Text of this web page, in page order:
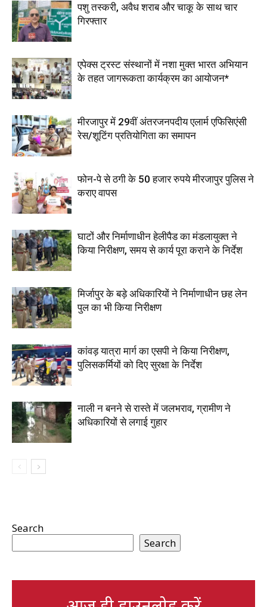
पशु तस्करी, अवैध शराब और चाकू के साथ चार
गिरफ्तार
एपेक्स ट्रस्ट संस्थानों में नशा मुक्त भारत अभियान
के तहत जागरूकता कार्यक्रम का आयोजन*
मीरजापुर में 29वीं अंतरजनपदीय एलार्म एफिसिएंसी
रेस/शूटिंग प्रतियोगिता का समापन
फोन-पे से ठगी के 50 हजार रुपये मीरजापुर पुलिस ने
कराए वापस
घाटों और निर्माणाधीन हेलीपैड का मंडलायुक्त ने
किया निरीक्षण, समय से कार्य पूरा कराने के निर्देश
मिर्जापुर के बड़े अधिकारियों ने निर्माणाधीन छह लेन
पुल का भी किया निरीक्षण
कांवड़ यात्रा मार्ग का एसपी ने किया निरीक्षण,
पुलिसकर्मियों को दिए सुरक्षा के निर्देश
नाली न बनने से रास्ते में जलभराव, ग्रामीण ने
अधिकारियों से लगाई गुहार
Search
Search